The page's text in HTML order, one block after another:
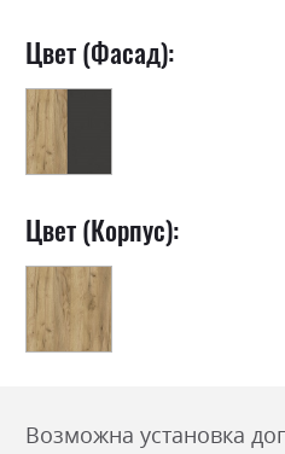
Цвет (Фасад):
Цвет (Корпус):
Возможна установка